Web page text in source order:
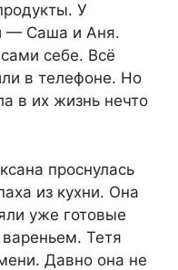
У
— Саша и Аня.
себе. Всё
в телефоне. Но
в их жизнь нечто
проснулась
из кухни. Она
уже готовые
Тетя
Давно она не